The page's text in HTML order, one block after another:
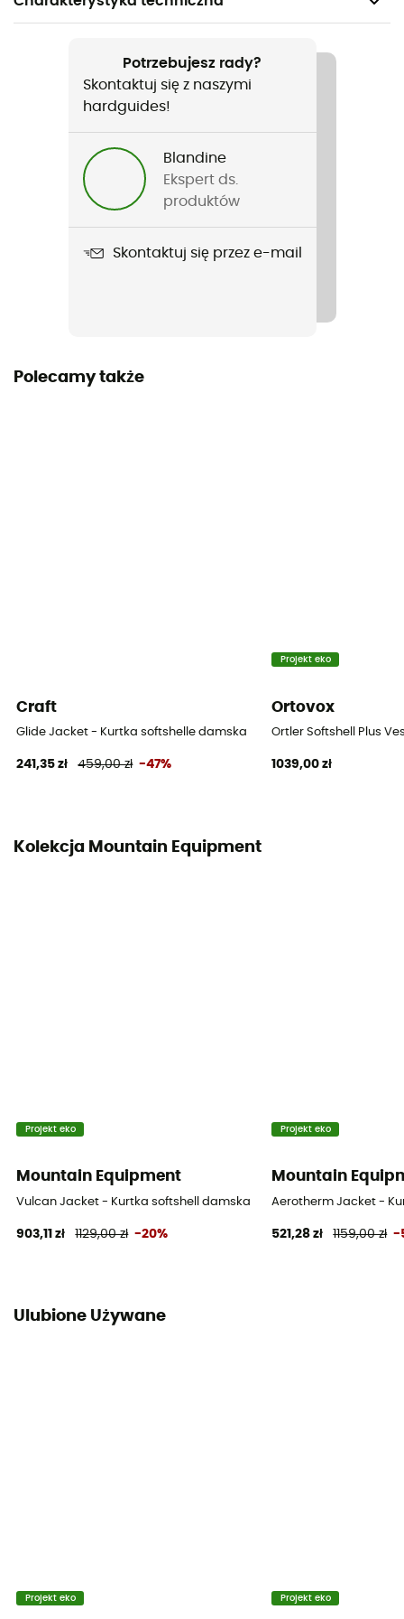
Turystyka piesza / Skituring / Trekking / Alpinizm
Vulcan Jacket
Zastosowana technologia
Ochrona termiczna
Tak
Kaptur
Kieszenie
2 kieszenie boczne z zamkiem
Potrzebujesz rady?
Skontaktuj się z naszymi
hardguides!
Blandine
Ekspert ds.
produktów
Skontaktuj się przez e-mail
Polecamy także
Craft
Glide Jacket - Kurtka softshelle damska
241,35 zł 459,00 zł -47%
Projekt eko
Ortovox
Ortler Softshell Plus
1039,00 zł
Kolekcja Mountain Equipment
Projekt eko
Mountain Equipment
Vulcan Jacket - Kurtka softshell damska
903,11 zł 1129,00 zł -20%
Projekt eko
Mountain
Aerotherm Jacket -
521,28 zł 1159,00 zł -
Ulubione Używane
Projekt eko Projekt eko